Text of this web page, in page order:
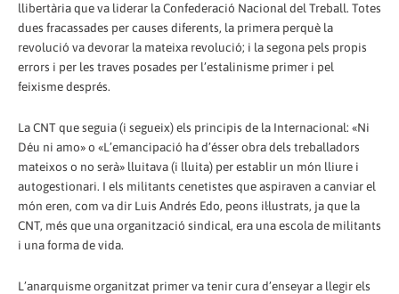
llibertària que va liderar la Confederació Nacional del Treball. Totes
dues fracassades per causes diferents, la primera perquè la
revolució va devorar la mateixa revolució; i la segona pels propis
errors i per les traves posades per l’estalinisme primer i pel
feixisme després.
La CNT que seguia (i segueix) els principis de la Internacional: «Ni
Déu ni amo» o «L’emancipació ha d’ésser obra dels treballadors
mateixos o no serà» lluitava (i lluita) per establir un món lliure i
autogestionari. I els militants cenetistes que aspiraven a canviar el
món eren, com va dir Luis Andrés Edo, peons il·lustrats, ja que la
CNT, més que una organització sindical, era una escola de militants
i una forma de vida.
L’anarquisme organitzat primer va tenir cura d’enseyar a llegir els